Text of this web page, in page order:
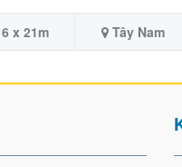
6 x 21m Tây Nam